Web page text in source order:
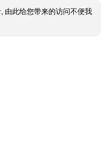
由此给您带来的访问不便我